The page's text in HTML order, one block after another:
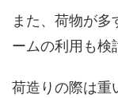
また、荷物が
ームの利用も検
荷造りの際は重